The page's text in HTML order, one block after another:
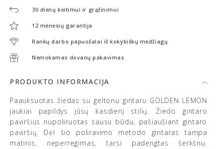
30 dienų keitimui ir grąžinimui
12 mėnesių garantija
Rankų darbo papuošalai iš kokybiškų medžiagų
Nemokamas dovanų pakavimas
PRODUKTO INFORMACIJA
Paauksuotas žiedas su geltonu gintaru GOLDEN LEMON
jaukiai papildys jūsų kasdienį stilių. Žiedo gintaro
paviršius nupoliruotas sausu būdu, pašiaušiant gintaro
paviršių. Dėl šio poliravimo metodo gintaras tampa
matinis, neperregimas, tarsi padengtas šerkšnu.